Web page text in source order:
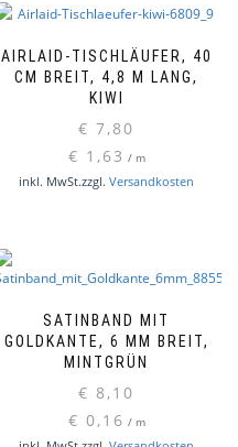
AIRLAID-TISCHLÄUFER, 40
CM BREIT, 4,8 M LANG,
KIWI
€ 7,80
€ 1,63 / m
inkl. MwSt.zzgl. Versandkosten
SATINBAND MIT
GOLDKANTE, 6 MM BREIT,
MINTGRÜN
€ 8,10
€ 0,16 / m